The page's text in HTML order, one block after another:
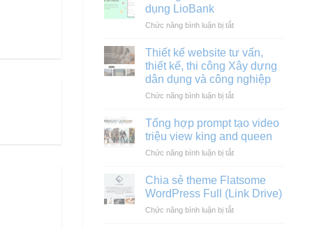
dụng LioBank
Chức năng bình luận bị tắtở
dẫn
A-
Z
về
thẻ
dụng
LioBank
Thiết kế website tư vấn,
thiết kế, thi công Xây dựng
dân dụng và công nghiệp
Chức năng bình luận bị tắtở
kế
website
tư
vấn,
kế,
thi
Xây
Tổng hợp prompt tạo video
triệu view king and queen
Chức năng bình luận bị tắtở
hợp
prompt
tạo
video
Chia sẻ theme Flatsome
WordPress Full (Link Drive)
Chức năng bình luận bị tắtở